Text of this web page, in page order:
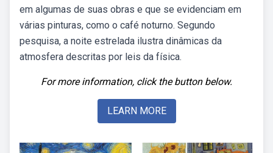
em algumas de suas obras e que se evidenciam em
várias pinturas, como o café noturno. Segundo
pesquisa, a noite estrelada ilustra dinâmicas da
atmosfera descritas por leis da física.
For more information, click the button below.
LEARN MORE